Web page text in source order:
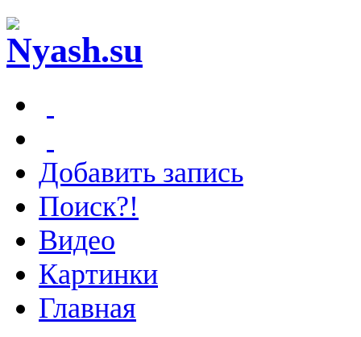
Добавить запись
Поиск?!
Видео
Картинки
Главная